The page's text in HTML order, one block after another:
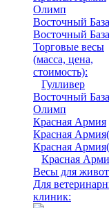
Олимп
Восточный
Восточный
Торговые весы
(масса, цена,
стоимость):
Гулливер
Восточный
Олимп
Красная Армия
Красная
Красная
Красная
Весы для
Для
клиник: